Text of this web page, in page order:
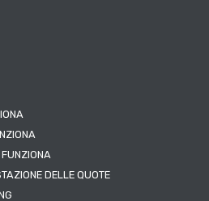
FUNZIONA
DELLE QUOTE